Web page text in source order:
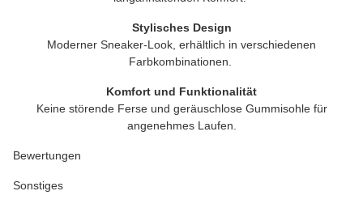
Stylisches Design
Moderner Sneaker-Look, erhältlich in verschiedenen
Farbkombinationen.
Komfort und Funktionalität
Keine störende Ferse und geräuschlose Gummisohle für
angenehmes Laufen.
Bewertungen
Sonstiges